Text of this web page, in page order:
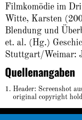
Filmkomödie im
Witte, Karsten
Blendung und
et. al. (Hg.)
Stuttgart/Weimar:
Quellenangaben
Header: Screenshot
original copyright